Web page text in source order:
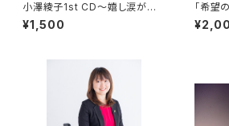
小澤綾子1st CD〜嬉し涙が止
まらない〜
¥1,500
「希望